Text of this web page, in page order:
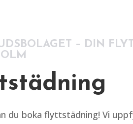
– DIN
du boka flyttstädning! Vi